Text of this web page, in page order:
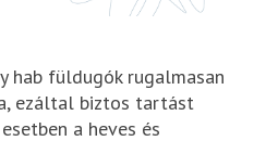
hab füldugók rugalmasan
ezáltal biztos tartást
a heves és